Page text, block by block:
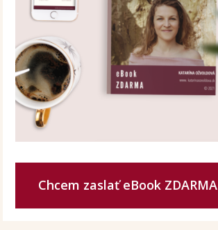
Chcem zaslať eBook ZDARMA